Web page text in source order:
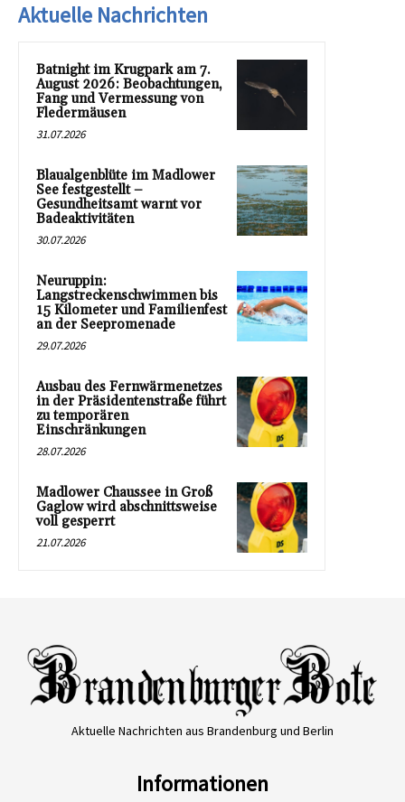
Aktuelle Nachrichten
Batnight im Krugpark am 7.
August 2026: Beobachtungen,
Fang und Vermessung von
Fledermäusen
31.07.2026
Blaualgenblüte im Madlower
See festgestellt –
Gesundheitsamt warnt vor
Badeaktivitäten
30.07.2026
Neuruppin:
Langstreckenschwimmen bis
15 Kilometer und Familienfest
an der Seepromenade
29.07.2026
Ausbau des Fernwärmenetzes
in der Präsidentenstraße führt
zu temporären
Einschränkungen
28.07.2026
Madlower Chaussee in Groß
Gaglow wird abschnittsweise
voll gesperrt
21.07.2026
Aktuelle Nachrichten aus Brandenburg und Berlin
Informationen